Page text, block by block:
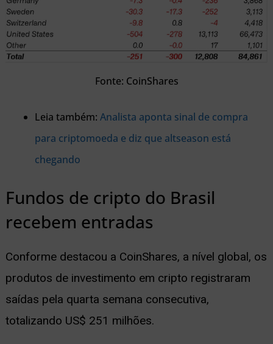
Fonte: CoinShares
Leia também: Analista aponta sinal de compra
para criptomoeda e diz que altseason está
chegando
Fundos de cripto do Brasil
recebem entradas
Conforme destacou a CoinShares, a nível global, os
produtos de investimento em cripto registraram
saídas pela quarta semana consecutiva,
totalizando US$ 251 milhões.